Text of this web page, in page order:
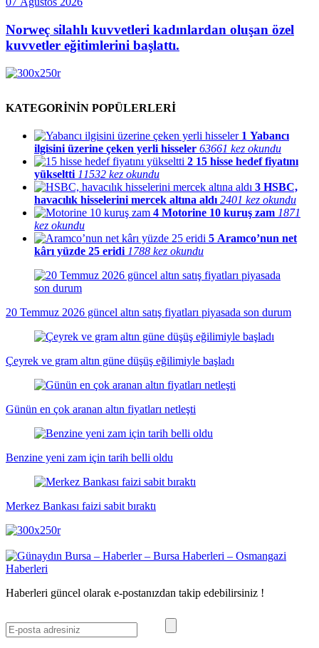
Norweç silahlı kuvvetleri kadınlardan oluşan özel
kuvvetler eğitimlerini başlattı.
KATEGORİNİN POPÜLERLERİ
1 Yabancı
ilgisini üzerine çeken yerli hisseler 63661 kez okundu
2 15 hisse hedef fiyatını
yükseltti 11532 kez okundu
3 HSBC,
havacılık hisselerini mercek altına aldı 2401 kez okundu
4 Motorine 10 kuruş zam 1871
kez okundu
5 Aramco’nun net
kârı yüzde 25 eridi 1788 kez okundu
20 Temmuz 2026 güncel altın satış fiyatları piyasada son durum
Çeyrek ve gram altın güne düşüş eğilimiyle başladı
Günün en çok aranan altın fiyatları netleşti
Benzine yeni zam için tarih belli oldu
Merkez Bankası faizi sabit bıraktı
Haberleri güncel olarak e-postanızdan takip edebilirsiniz !